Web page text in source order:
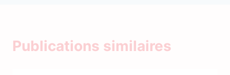
Publications similaires